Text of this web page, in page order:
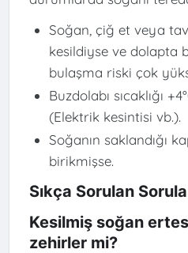
Soğan, çiğ et veya
kesildiyse ve dolapta
bulaşma riski çok
Buzdolabı sıcaklığı
(Elektrik kesintisi vb.).
Soğanın saklandığı
birikmişse.
Sıkça Sorulan
Kesilmiş soğan
zehirler mi?